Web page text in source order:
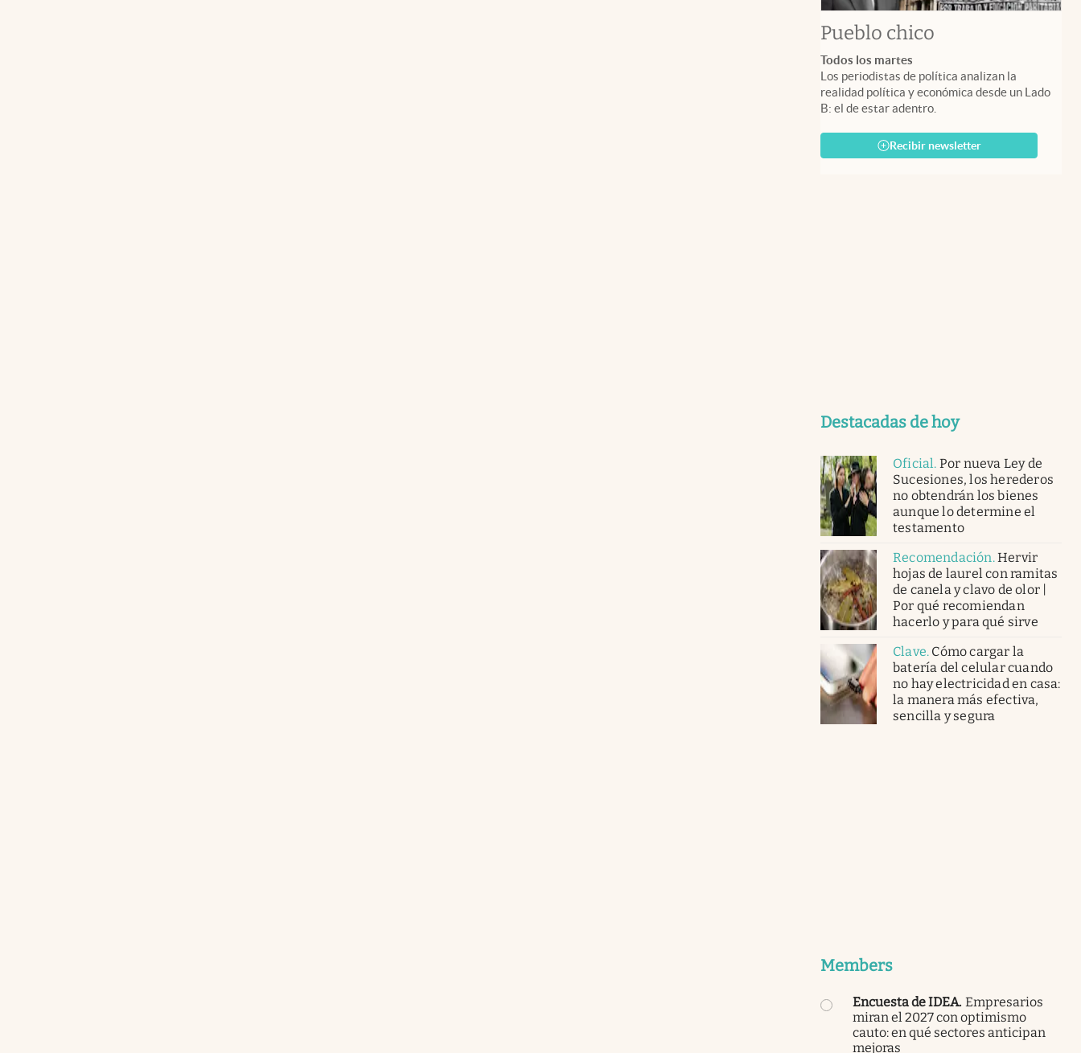
Pueblo chico
Todos los martes
Los periodistas de política analizan la
realidad política y económica desde un Lado
B: el de estar adentro.
Recibir newsletter
Destacadas de hoy
Oficial. Por nueva Ley de
Sucesiones, los herederos
no obtendrán los bienes
aunque lo determine el
testamento
Recomendación.Hervir
hojas de laurel con ramitas
de canela y clavo de olor |
Por qué recomiendan
hacerlo y para qué sirve
Clave. Cómo cargar la
batería del celular cuando
no hay electricidad en casa:
la manera más efectiva,
sencilla y segura
Members
Encuesta de IDEA. Empresarios
miran el 2027 con optimismo
cauto: en qué sectores anticipan
mejoras